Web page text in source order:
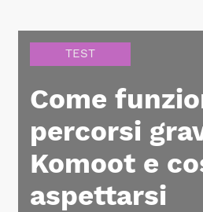
TEST
Come
percorsi
Komoot e
aspettarsi